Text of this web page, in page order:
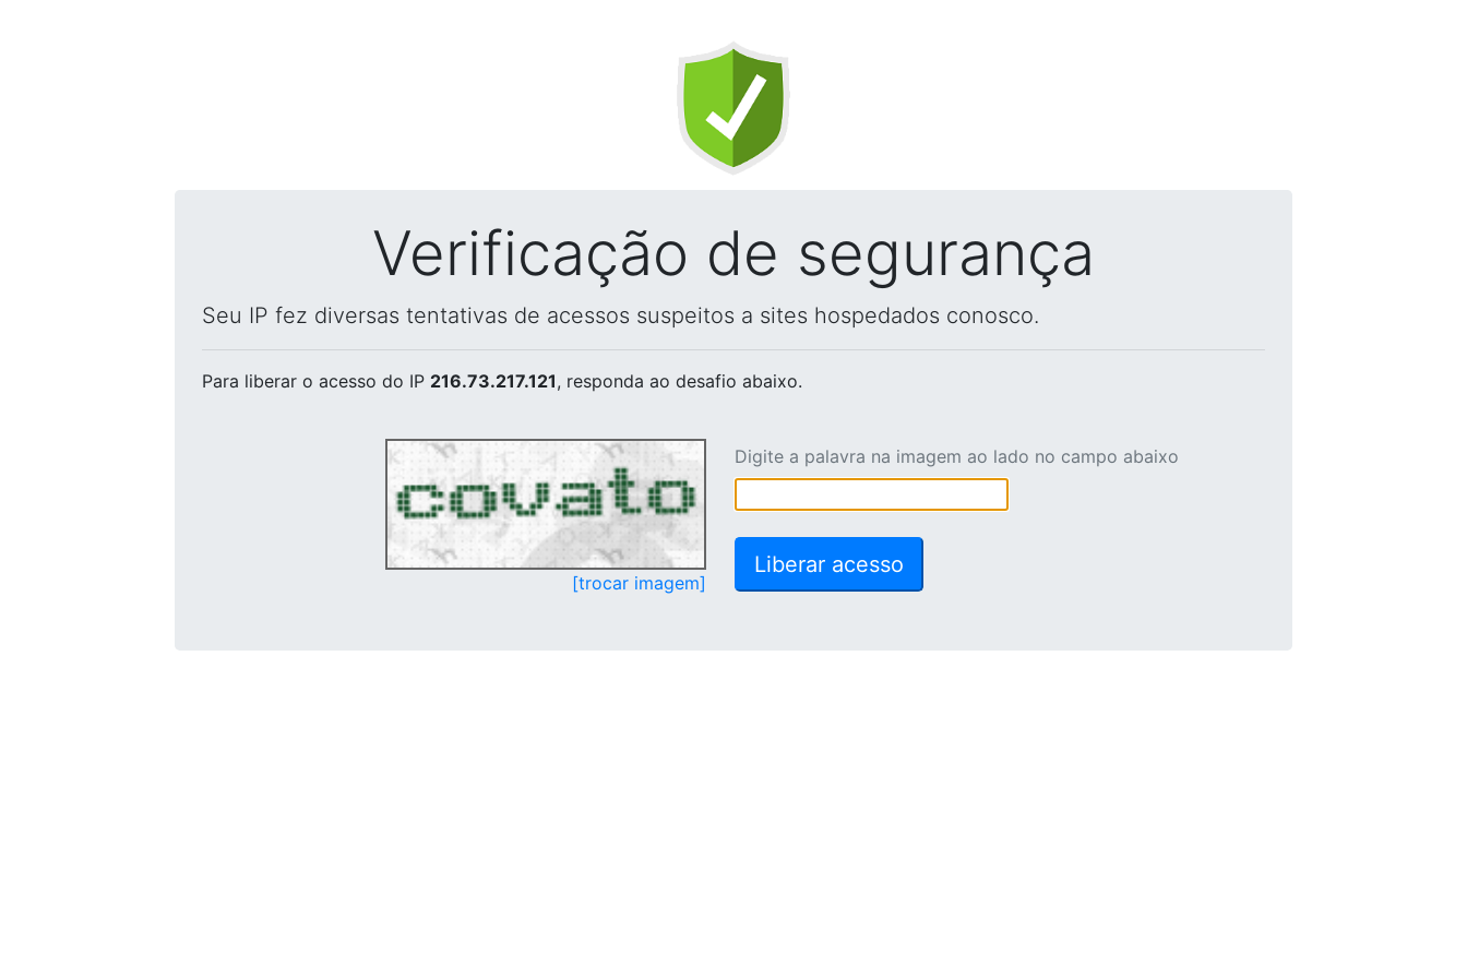
Verificação de segurança
Seu IP fez diversas tentativas de acessos suspeitos a sites hospedados conosco.
Para liberar o acesso do IP 216.73.217.121, responda ao desafio abaixo.
[trocar imagem]
Digite a palavra na imagem ao lado no campo abaixo